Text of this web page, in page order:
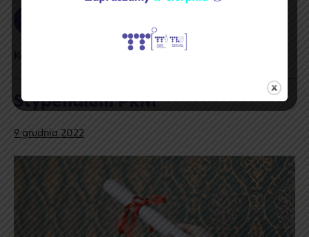
Kategoria:
Stypendium PRM
9 grudnia 2022